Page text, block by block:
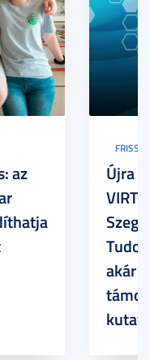
az
FRISS
Újra
akár